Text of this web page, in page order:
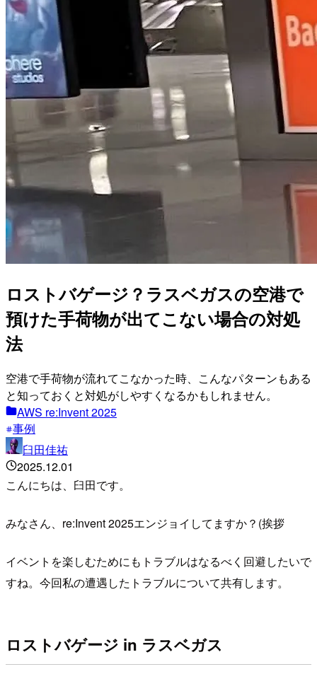
ロストバゲージ？ラスベガスの空港で
預けた手荷物が出てこない場合の対処
法
空港で手荷物が流れてこなかった時、こんなパターンもある
と知っておくと対処がしやすくなるかもしれません。
AWS re:Invent 2025
事例
臼田佳祐
2025.12.01
こんにちは、臼田です。
みなさん、re:Invent 2025エンジョイしてますか？(挨拶
イベントを楽しむためにもトラブルはなるべく回避したいで
すね。今回私の遭遇したトラブルについて共有します。
ロストバゲージ in ラスベガス